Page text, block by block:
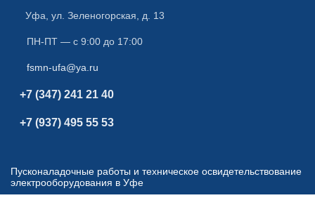
Уфа ул. Зеленогорская, д. 13
ПН-ПТ — с 9:00 до 17:00
fsmn-ufa@ya.ru
+7 (347) 241 21 40
+7 (937) 495 55 53
Пусконаладочные работы и техническое освидетельствование
электрооборудования в Уфе